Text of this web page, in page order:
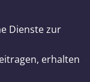
Dienste zur
erhalten